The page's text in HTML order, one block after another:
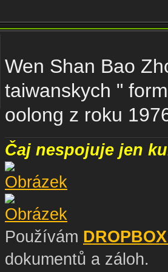
Wen Shan Bao
taiwanskych "
oolong z roku
Čaj nespojuje jen
Používám
dokumentů a záloh.